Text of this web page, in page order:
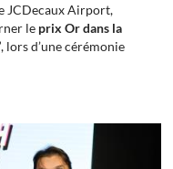
JCDecaux Airport,
le prix Or dans la
, lors d’une cérémonie